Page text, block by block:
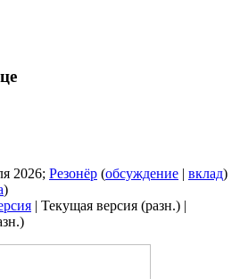
2026; Резонёр (обсуждение | вклад)
)
| Текущая версия (разн.) |